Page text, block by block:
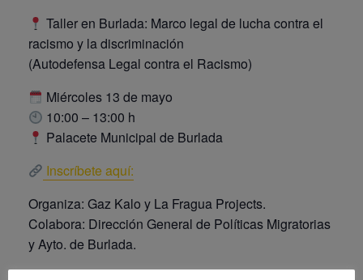
Taller en Burlada: Marco legal de lucha contra el
racismo y la discriminación
(Autodefensa Legal contra el Racismo)
Miércoles 13 de mayo
10:00 – 13:00 h
Palacete Municipal de Burlada
Inscríbete aquí:
Organiza: Gaz Kalo y La Fragua Projects.
Colabora: Dirección General de Políticas Migratorias
y Ayto. de Burlada.